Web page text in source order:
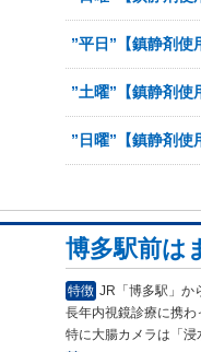
”平日”【鎮静剤使
”土曜”【鎮静剤使
”日曜”【鎮静剤使
博多駅前は
特徴 JR「博多駅」か
長年内視鏡診療に携わ
特に大腸カメラは「浸